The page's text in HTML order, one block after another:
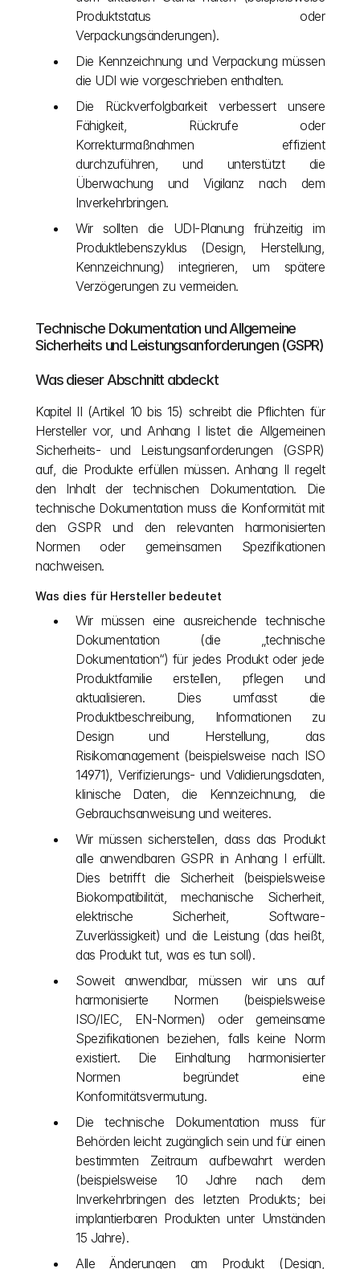
Produktstatus oder
Verpackungsänderungen).
Die Kennzeichnung und Verpackung müssen
die UDI wie vorgeschrieben enthalten.
Die Rückverfolgbarkeit verbessert unsere
Fähigkeit, Rückrufe oder
Korrekturmaßnahmen effizient
durchzuführen, und unterstützt die
Überwachung und Vigilanz nach dem
Inverkehrbringen.
Wir sollten die UDI-Planung frühzeitig im
Produktlebenszyklus (Design, Herstellung,
Kennzeichnung) integrieren, um spätere
Verzögerungen zu vermeiden.
Technische Dokumentation und Allgemeine
Sicherheits und Leistungsanforderungen (GSPR)
Was dieser Abschnitt abdeckt
Kapitel II (Artikel 10 bis 15) schreibt die Pflichten für
Hersteller vor, und Anhang I listet die Allgemeinen
Sicherheits- und Leistungsanforderungen (GSPR)
auf, die Produkte erfüllen müssen. Anhang II regelt
den Inhalt der technischen Dokumentation. Die
technische Dokumentation muss die Konformität mit
den GSPR und den relevanten harmonisierten
Normen oder gemeinsamen Spezifikationen
nachweisen.
Was dies für Hersteller bedeutet
Wir müssen eine ausreichende technische
Dokumentation (die „technische
Dokumentation“) für jedes Produkt oder jede
Produktfamilie erstellen, pflegen und
aktualisieren. Dies umfasst die
Produktbeschreibung, Informationen zu
Design und Herstellung, das
Risikomanagement (beispielsweise nach ISO
14971), Verifizierungs- und Validierungsdaten,
klinische Daten, die Kennzeichnung, die
Gebrauchsanweisung und weiteres.
Wir müssen sicherstellen, dass das Produkt
alle anwendbaren GSPR in Anhang I erfüllt.
Dies betrifft die Sicherheit (beispielsweise
Biokompatibilität, mechanische Sicherheit,
elektrische Sicherheit, Software-
Zuverlässigkeit) und die Leistung (das heißt,
das Produkt tut, was es tun soll).
Soweit anwendbar, müssen wir uns auf
harmonisierte Normen (beispielsweise
ISO/IEC, EN-Normen) oder gemeinsame
Spezifikationen beziehen, falls keine Norm
existiert. Die Einhaltung harmonisierter
Normen begründet eine
Konformitätsvermutung.
Die technische Dokumentation muss für
Behörden leicht zugänglich sein und für einen
bestimmten Zeitraum aufbewahrt werden
(beispielsweise 10 Jahre nach dem
Inverkehrbringen des letzten Produkts; bei
implantierbaren Produkten unter Umständen
15 Jahre).
Alle Änderungen am Produkt (Design,